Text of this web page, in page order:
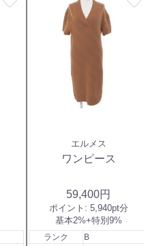
エルメス
ワンピース
59,400円
ポイント: 5,940pt分
基本2%+特別9%
ランク
B